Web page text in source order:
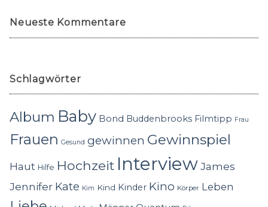
Neueste Kommentare
Schlagwörter
Album Baby Bond Buddenbrooks Filmtipp Frau
Frauen Gesund gewinnen Gewinnspiel
Haut Hilfe Hochzeit InterviewJames
Jennifer Kate Kim Kind Kinder Kino Körper Leben